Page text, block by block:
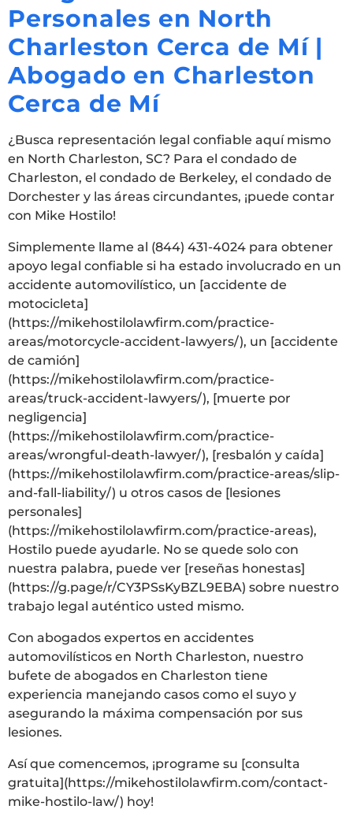
Personales en North
Charleston Cerca de Mí |
Abogado en Charleston
Cerca de Mí
¿Busca representación legal confiable aquí mismo
en North Charleston, SC? Para el condado de
Charleston, el condado de Berkeley, el condado de
Dorchester y las áreas circundantes, ¡puede contar
con Mike Hostilo!
Simplemente llame al (844) 431-4024 para obtener
apoyo legal confiable si ha estado involucrado en un
accidente automovilístico, un [accidente de
motocicleta]
(https://mikehostilolawfirm.com/practice-
areas/motorcycle-accident-lawyers/), un [accidente
de camión]
(https://mikehostilolawfirm.com/practice-
areas/truck-accident-lawyers/), [muerte por
negligencia]
(https://mikehostilolawfirm.com/practice-
areas/wrongful-death-lawyer/), [resbalón y caída]
(https://mikehostilolawfirm.com/practice-areas/slip-
and-fall-liability/) u otros casos de [lesiones
personales]
(https://mikehostilolawfirm.com/practice-areas),
Hostilo puede ayudarle. No se quede solo con
nuestra palabra, puede ver [reseñas honestas]
(https://g.page/r/CY3PSsKyBZL9EBA) sobre nuestro
trabajo legal auténtico usted mismo.
Con abogados expertos en accidentes
automovilísticos en North Charleston, nuestro
bufete de abogados en Charleston tiene
experiencia manejando casos como el suyo y
asegurando la máxima compensación por sus
lesiones.
Así que comencemos, ¡programe su [consulta
gratuita](https://mikehostilolawfirm.com/contact-
mike-hostilo-law/) hoy!